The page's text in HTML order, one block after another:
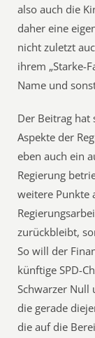
also auch die
daher eine
nicht zuletzt
ihrem „Starke-
Name und
Der Beitrag hat
Aspekte der
eben auch ein
Regierung
weitere Punkte
zurückbleibt,
So will der
künftige SPD-
Schwarzer Null
die gerade
die auf die